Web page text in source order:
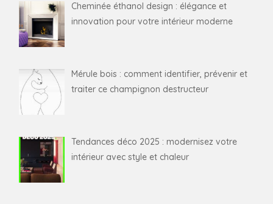
Cheminée éthanol design : élégance et
innovation pour votre intérieur moderne
Mérule bois : comment identifier, prévenir et
traiter ce champignon destructeur
Tendances déco 2025 : modernisez votre
intérieur avec style et chaleur